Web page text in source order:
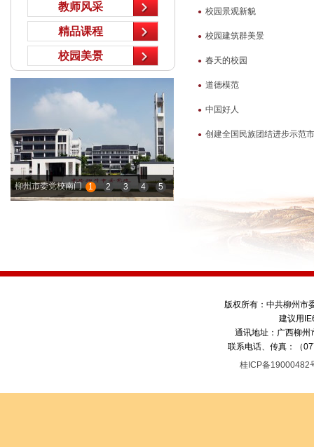
教师风采
精品课程
校园美景
柳州市委党校南门 1 2 3 4 5
● 校园景观新貌
● 校园建筑群美景
● 春天的校园
● 道德模范
● 中国好人
● 创建全国民族团结进步示范市
版权所有：中共柳州
建议用
通讯地址：广西柳
联系电话、传真：（
桂ICP备